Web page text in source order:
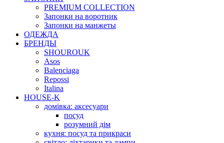
PREMIUM COLLECTION
Запонки на воротник
Запонки на манжеты
ОДЕЖДА
БРЕНДЫ
SHOUROUK
Asos
Balenciaga
Repossi
Italina
HOUSE-K
домівка: аксесуари
посуд
розумний дім
кухня: посуд та прикраси